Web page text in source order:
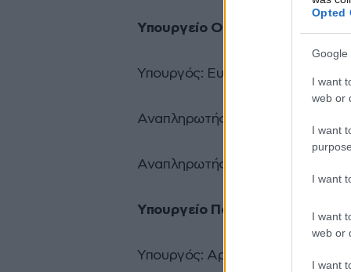
Opted
Google
I want
web or
I want
I want
I want
web or
I want
Υπουργείο Οικονομικών
Υπουργός: Ευκλείδης Τσακαλώτος
Αναπληρωτής Υπουργός:
Αναπληρωτής Υπουργός για
Υπουργείο Πολιτισμού,
Υπουργός: Αριστείδης Μπαλτάς